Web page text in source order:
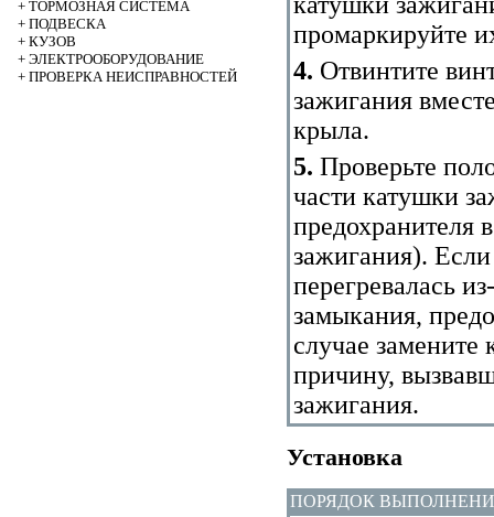
+ ТОРМОЗНАЯ СИСТЕМА
+ ПОДВЕСКА
+ КУЗОВ
+ ЭЛЕКТРООБОРУДОВАНИЕ
+ ПРОВЕРКА НЕИСПРАВНОСТЕЙ
промаркируйте
4. Отвинтите
зажигания
крыла.
5. Проверьте
части катушки
предохранителя
зажигания). Если
перегревалась
замыкания,
случае замените
причину,
зажигания.
Установка
ПОРЯДОК